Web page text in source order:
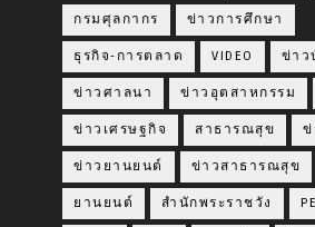
กรมศุลกากร ข่าวการศึกษา
ธุรกิจ-การตลาด VIDEO ข่าว
ข่าวศาลนา ข่าวอุตสาหกรรม
ข่าวเศรษฐกิจ สาธารณสุข
ข่าวยานยนต์ ข่าวสาธารณสุข
ยานยนต์ สำนักพระราชวัง